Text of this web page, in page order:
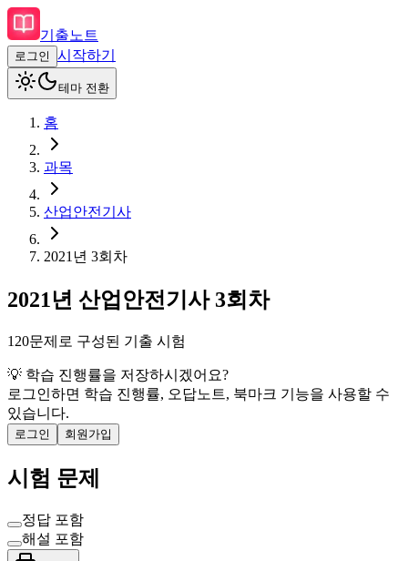
기출노트
로그인 시작하기
테마 전환
홈
과목
산업안전기사
2021 년 3회차
2021년 산업안전기사 3회차
120문제로 구성된 기출 시험
💡 학습 진행률을 저장하시겠어요?
로그인하면 학습 진행률, 오답노트, 북마크 기능을 사용할 수
있습니다.
로그인 회원가입
시험 문제
정답 포함
해설 포함